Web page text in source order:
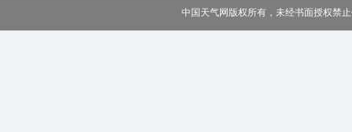
中国天气网版权所有，未经书面授权